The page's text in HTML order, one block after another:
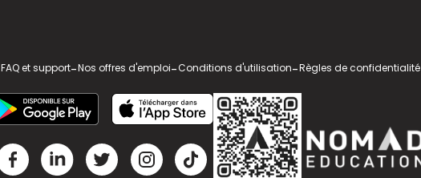
FAQ et support-Nos offres d'emploi-Conditions d'utilisation-Règles de confidentialité